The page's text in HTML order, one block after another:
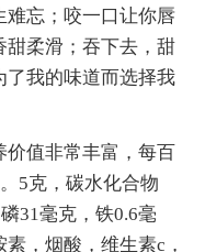
难忘；咬一口让你唇
甜柔滑；吞下去，甜
了我的味道而选择我
价值非常丰富，每百
5克，碳水化合物
31毫克，铁0.6毫
，烟酸，维生素c，